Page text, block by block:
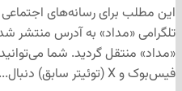
رسانه‌های اجتماعی «مداد» تهیه و
به آدرس منتشر شد و سپس
گردید. شما می‌توانید «مداد» را در